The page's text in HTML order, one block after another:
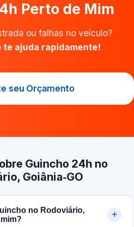
Perto de Mim
ou falhas no veículo?
te ajuda rapidamente!
seu Orçamento
Guincho 24h no
Goiânia‑GO
no Rodoviário,